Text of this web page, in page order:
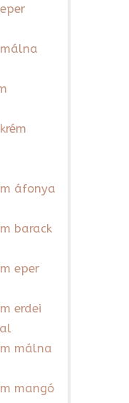
málna
áfonya
barack
eper
erdei
málna
mangó